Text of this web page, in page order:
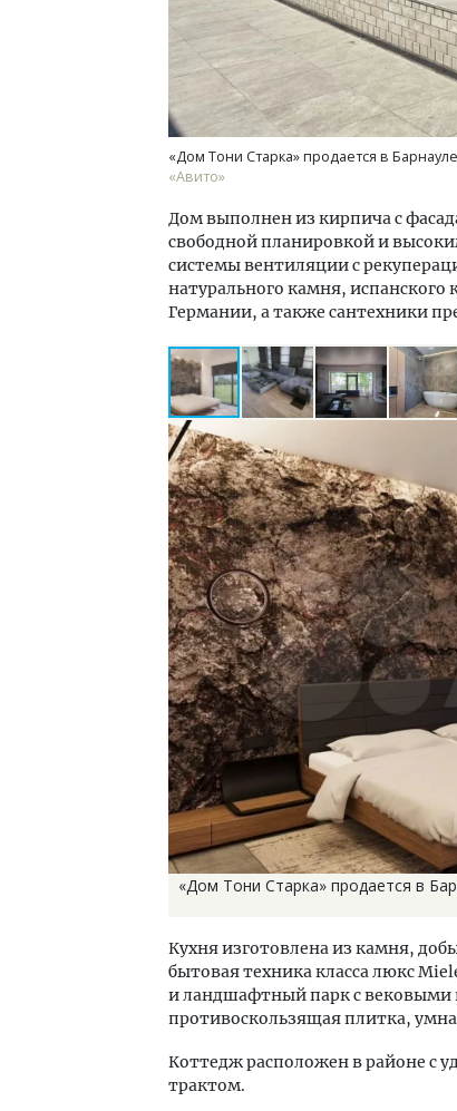
«Дом Тони Старка» продается в
«Авито»
Дом выполнен из кирпича с
свободной планировкой и
системы вентиляции с
натурального камня,
Германии, а также сантехники
«Дом Тони Старка» продается в
Кухня изготовлена из камня,
бытовая техника класса люкс
и ландшафтный парк с вековыми
противоскользящая плитка,
Коттедж расположен в районе с
трактом.